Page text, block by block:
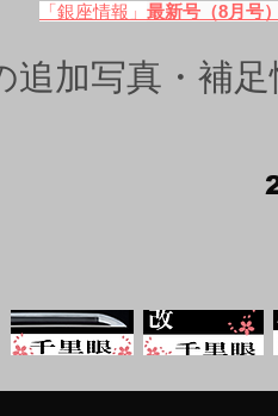
「銀座情報」 最新号（8月号
追加写真・補足